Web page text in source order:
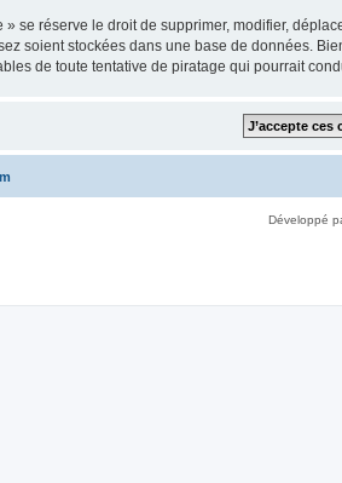
se réserve le droit de supprimer, modifier,
soient stockées dans une base de données.
de toute tentative de piratage qui pourrait
Développé